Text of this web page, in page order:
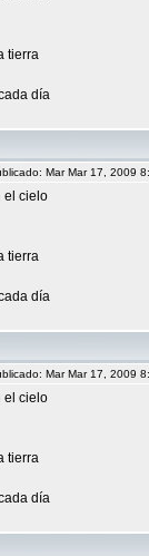
tierra
día
Mar Mar 17, 2009
el cielo
tierra
día
Mar Mar 17, 2009
el cielo
tierra
día